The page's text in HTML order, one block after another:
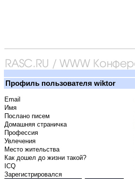
Профиль пользователя wiktor
Email
Имя
Послано писем
Домашняя страничка
Профессия
Увлечения
Место жительства
Как дошел до жизни такой?
ICQ
Зарегистрировался